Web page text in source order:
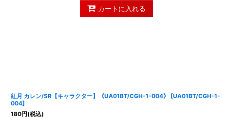
カートに入れる
紅月 カレン/SR【キャラクター】《UA01BT/CGH-1-004》 [UA01BT/CGH-1-
004]
180円(税込)